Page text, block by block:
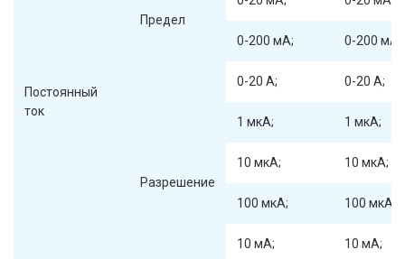
Постоянный
ток
Предел
0-200 мА; 0-200 мА;
0-20 А; 0-20 А;
Разрешение
1 мкА; 1 мкА;
10 мкА; 10 мкА;
100 мкА; 100 мкА;
10 мА; 10 мА;